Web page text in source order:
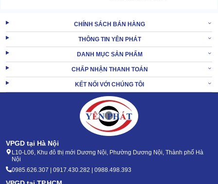
CHÍNH SÁCH BÁN HÀNG
THÔNG TIN YÊN PHÁT
DANH MỤC SẢN PHẨM
CHẤP NHẬN THANH TOÁN
KẾT NỐI VỚI CHÚNG TÔI
VPGD tại Hà Nội
L10-L06, Khu đô thị mới Dương Nội, Phường Dương Nội, Thành phố Hà
Nội
0985.626.307 | 0917.430.282 | 0988.498.393